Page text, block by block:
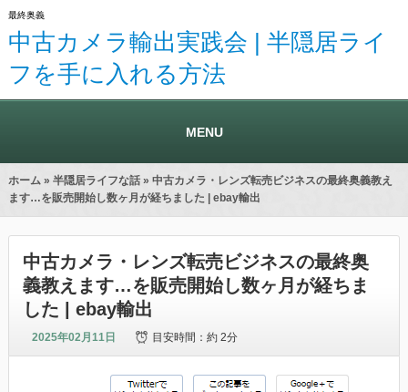
最終奥義
中古カメラ輸出実践会 | 半隠居ライ
フを手に入れる方法
MENU
ホーム» 半隠居ライフな話» 中古カメラ・レンズ転売ビジネスの最終奥義教え
ます…を販売開始し数ヶ月が経ちました | ebay輸出
中古カメラ・レンズ転売ビジネスの最終奥
義教えます…を販売開始し数ヶ月が経ちま
した | ebay輸出
2025年02月11日 目安時間：約 2分